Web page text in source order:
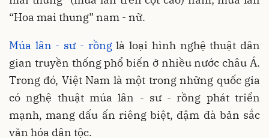
“Hoa mai thung” nam - nữ.
Múa lân - sư - rồnglà loại hình nghệ thuật dân
gian truyền thống phổ biến ở nhiều nước châu Á.
Trong đó, Việt Nam là một trong những quốc gia
có nghệ thuật múa lân - sư - rồng phát triển
mạnh, mang dấu ấn riêng biệt, đậm đà bản sắc
văn hóa dân tộc.